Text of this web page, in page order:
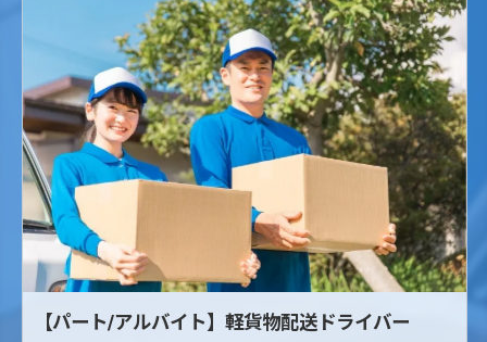
【パート/アルバイト】軽貨物配送ドライバー